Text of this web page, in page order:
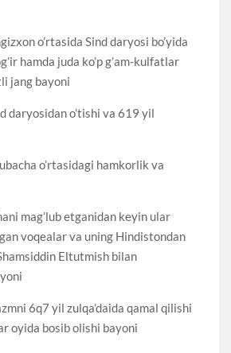
o’rtasida Sind daryosi bo’yida
hamda juda ko’p g’am-kulfatlar
jang bayoni
daryosidan o’tishi va 619 yil
o’rtasidagi hamkorlik va
mag’lub etganidan keyin ular
voqealar va uning Hindistondan
Eltutmish bilan
6q7 yil zulqa’daida qamal qilishi
oyida bosib olishi bayoni